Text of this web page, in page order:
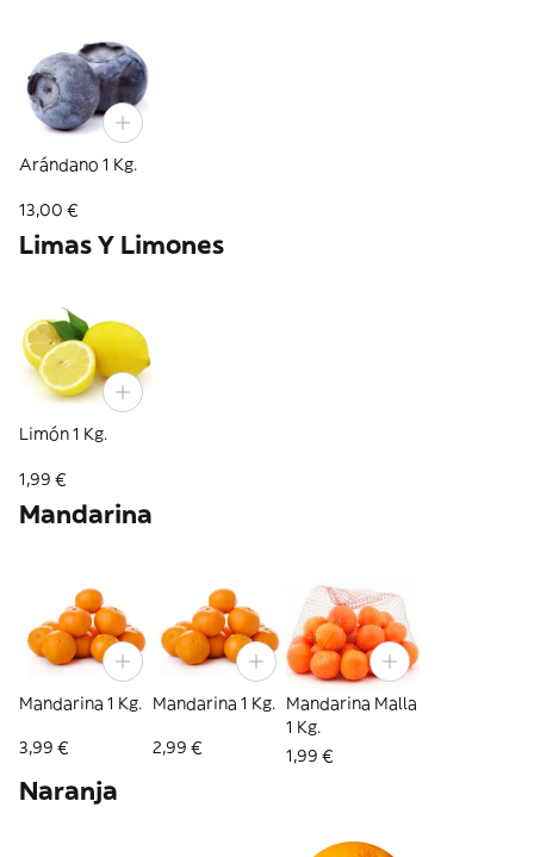
Arándano 1 Kg.
13,00 €
Limas Y Limones
Limón 1 Kg.
1,99 €
Mandarina
Mandarina 1 Kg.
3,99 €
Mandarina 1 Kg.
2,99 €
Mandarina Malla
1 Kg.
1,99 €
Naranja